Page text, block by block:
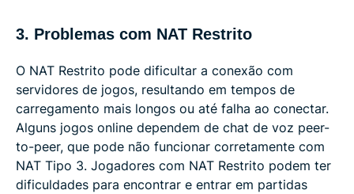
3. Problemas com NAT Restrito
O NAT Restrito pode dificultar a conexão com
servidores de jogos, resultando em tempos de
carregamento mais longos ou até falha ao conectar.
Alguns jogos online dependem de chat de voz peer-
to-peer, que pode não funcionar corretamente com
NAT Tipo 3. Jogadores com NAT Restrito podem ter
dificuldades para encontrar e entrar em partidas